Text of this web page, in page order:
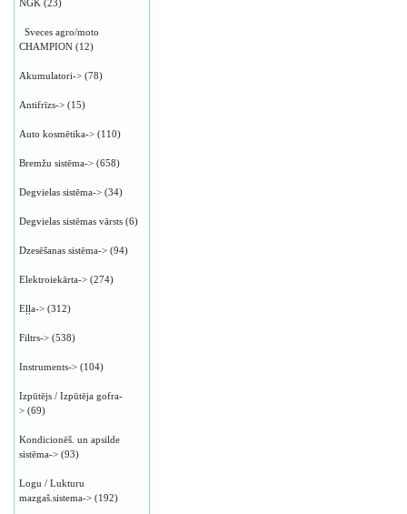
NGK (23)
Sveces agro/moto
CHAMPION (12)
Akumulatori-> (78)
Antifrīzs-> (15)
Auto kosmētika-> (110)
Bremžu sistēma-> (658)
Degvielas sistēma-> (34)
Degvielas sistēmas vārsts (6)
Dzesēšanas sistēma-> (94)
Elektroiekārta-> (274)
Eļļa-> (312)
Filtrs-> (538)
Instruments-> (104)
Izpūtējs / Izpūtēja gofra-
> (69)
Kondicionēš. un apsilde
sistēma-> (93)
Logu / Lukturu
mazgaš.sistema-> (192)